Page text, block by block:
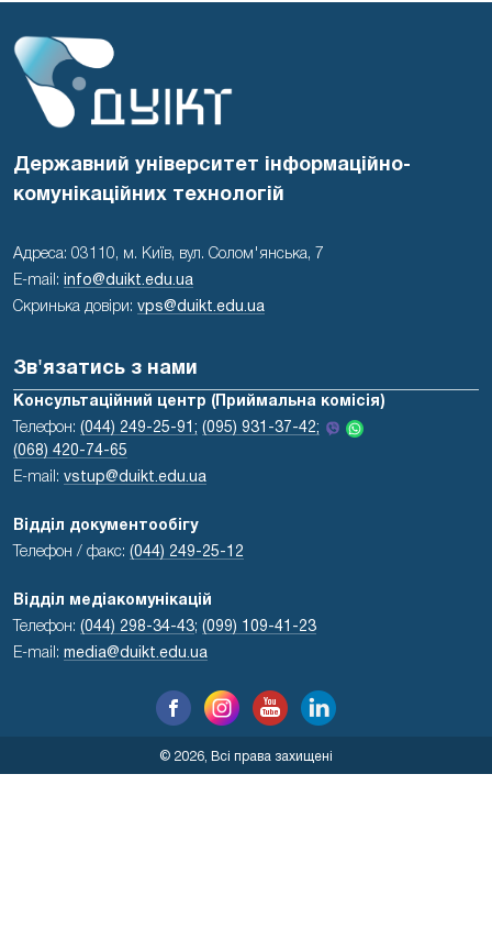
Державний університет інформаційно-
комунікаційних технологій
Адреса: 03110, м. Київ, вул. Солом'янська, 7
E-mail:
info@duikt.edu.ua
Скринька довіри: vps@duikt.edu.ua
Зв'язатись з нами
Консультаційний центр (Приймальна комісія)
Телефон: (044) 249-25-91; (095) 931-37-42;
(068) 420-74-65
E-mail: vstup@duikt.edu.ua
Відділ документообігу
Телефон / факс: (044) 249-25-12
Відділ медіакомунікацій
Телефон: (044) 298-34-43; (099) 109-41-23
E-mail: media@duikt.edu.ua
© 2026, Всі права захищені